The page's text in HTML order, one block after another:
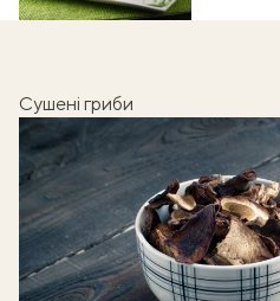
Сушені гриби